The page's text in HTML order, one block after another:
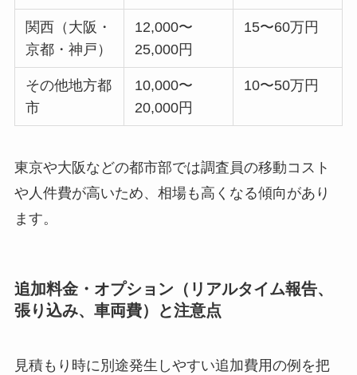
関西（大阪・
京都・神戸）
12,000〜
25,000円
15〜60万円
その他地方都
市
10,000〜
20,000円
10〜50万円
東京や大阪などの都市部では調査員の移動コスト
や人件費が高いため、相場も高くなる傾向があり
ます。
追加料金・オプション（リアルタイム報告、
張り込み、車両費）と注意点
見積もり時に別途発生しやすい追加費用の例を把